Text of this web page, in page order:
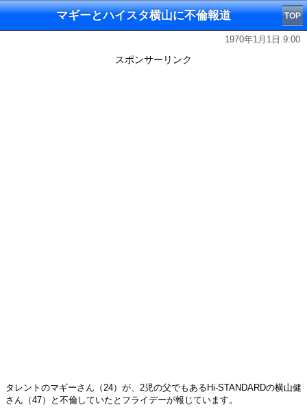
マギーとハイスタ横山に不倫報道 TOP
1970年1月1日 9:00
スポンサーリンク
タレントのマギーさん（24）が、2児の父でもあるHi‐STANDARDの横山健
さん（47）と不倫していたとフライデーが報じています。